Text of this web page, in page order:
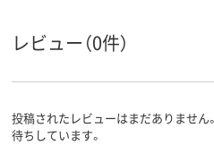
レビュー（0件）
投稿されたレビューはまだありませ
待ちしています。